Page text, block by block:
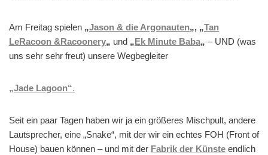
Am Freitag spielen „Jason & die Argonauten„, „Tan
LeRacoon &Racoonery„ und „Ek Minute Baba„ – UND (was
uns sehr sehr freut) unsere Wegbegleiter
„Jade Lagoon“.
Seit ein paar Tagen haben wir ja ein größeres Mischpult, andere
Lautsprecher, eine „Snake“, mit der wir ein echtes FOH (Front of
House) bauen können – und mit der Fabrik der Künste endlich